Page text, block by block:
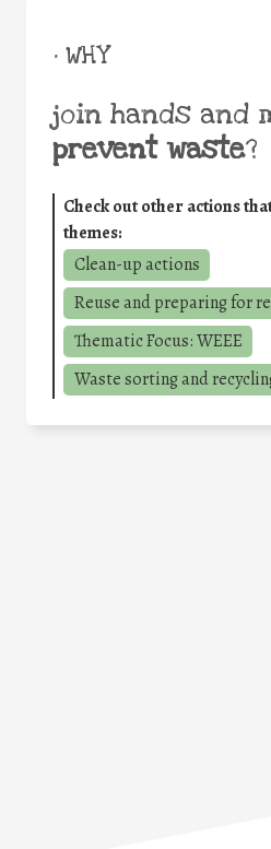
• WHY
join hands and
prevent waste?
Check out other actions
themes:
Clean-up actions
Reuse and preparing for
Thematic Focus: WEEE
Waste sorting and